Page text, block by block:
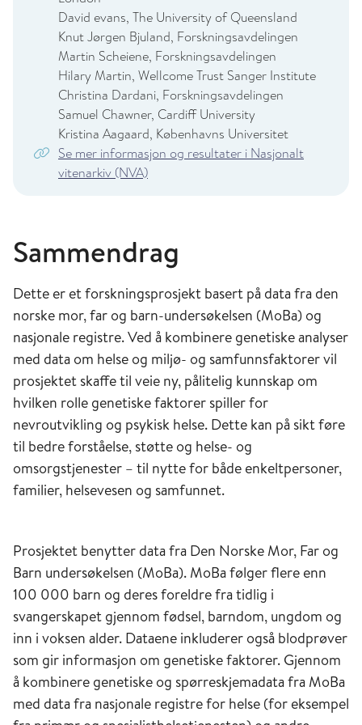
David evans, The University of Queensland
Knut Jørgen Bjuland, Forskningsavdelingen
Martin Scheiene, Forskningsavdelingen
Hilary Martin, Wellcome Trust Sanger Institute
Christina Dardani, Forskningsavdelingen
Samuel Chawner, Cardiff University
Kristina Aagaard, Københavns Universitet
Se mer informasjon og resultater i Nasjonalt
vitenarkiv (NVA)
Sammendrag
Dette er et forskningsprosjekt basert på data fra den
norske mor, far og barn-undersøkelsen (MoBa) og
nasjonale registre. Ved å kombinere genetiske analyser
med data om helse og miljø- og samfunnsfaktorer vil
prosjektet skaffe til veie ny, pålitelig kunnskap om
hvilken rolle genetiske faktorer spiller for
nevroutvikling og psykisk helse. Dette kan på sikt føre
til bedre forståelse, støtte og helse- og
omsorgstjenester – til nytte for både enkeltpersoner,
familier, helsevesen og samfunnet.
Prosjektet benytter data fra Den Norske Mor, Far og
Barn undersøkelsen (MoBa). MoBa følger flere enn
100 000 barn og deres foreldre fra tidlig i
svangerskapet gjennom fødsel, barndom, ungdom og
inn i voksen alder. Dataene inkluderer også blodprøver
som gir informasjon om genetiske faktorer. Gjennom
å kombinere genetiske og spørreskjemadata fra MoBa
med data fra nasjonale registre for helse (for eksempel